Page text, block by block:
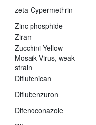
zeta-Cypermethrin
Zinc phosphide
Ziram
Zucchini Yellow
Mosaik Virus, weak
strain
Diflufenican
Diflubenzuron
Difenoconazole